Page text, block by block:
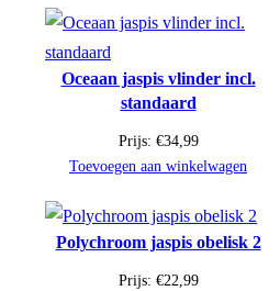
Oceaan jaspis vlinder incl.
standaard
Prijs: €34,99
Toevoegen aan winkelwagen
Polychroom jaspis obelisk 2
Prijs: €22,99